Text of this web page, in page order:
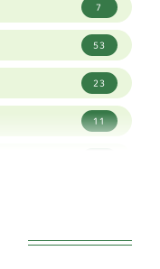
1
3
12
7
53
23
11